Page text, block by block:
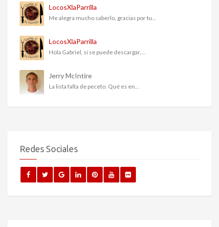
LocosXlaParrilla
Me alegra mucho saberlo, gracias por tu...
LocosXlaParrilla
Hola Gabriel, si se puede descargar,...
Jerry McIntire
La lista falta de peceto. Qué es en...
Redes Sociales